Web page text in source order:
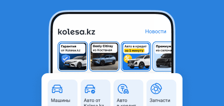
Алматы, Алматинская